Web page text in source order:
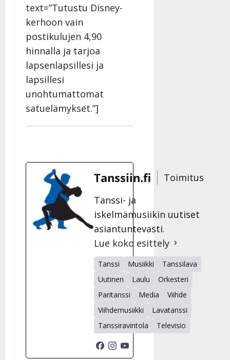
text=”Tutustu Disney-
kerhoon vain
postikulujen 4,90
hinnalla ja tarjoa
lapsenlapsillesi ja
lapsillesi
unohtumattomat
satuelämykset.”]
Tanssiin.fi
Toimitus
Tanssi- ja
iskelmämusiikin uutiset
asiantuntevasti.
Lue koko esittely
Tanssi Musiikki
Tanssilava
Uutinen
Laulu
Orkesteri
Paritanssi
Media
Viihde
Viihdemusiikki
Lavatanssi
Tanssiravintola
Televisio